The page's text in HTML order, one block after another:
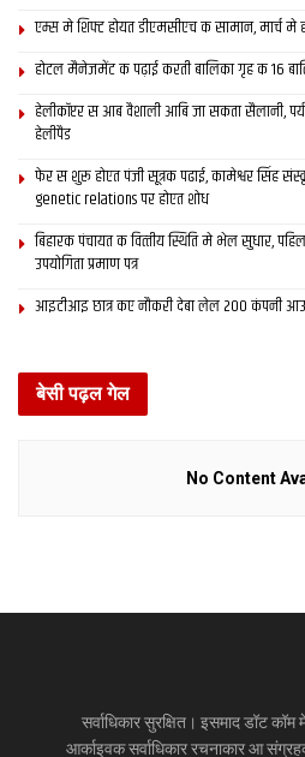
एम्स मे शिफ्ट होयत डीएमसीएच क सामान, मार्च मे
होटल मैनेजमेंट क पढ़ाई करती बालिका गृह क 16
हेलीकॉप्टर स आब वैशाली आबि जा सकता सैलानी,
हेलीपैड
फेर स शुरू होएत पंजी सूत्रक पढाई, कामेश्वर सिंह
genetic relations पर होएत शोध
बिहारक पंचायत क वित्‍तीय स्थिति मे भेल सुधार,
उपयोगिता प्रमाण पत्र
आइटीआइ छात्र कए नौकरी देबा लेल 200 कंपनी आउत
बेसी पढ़ल गेल
No Content
सर्वाधिकार सुरक्षित। इसमाद डॉट
आर्काइवक सर्वाधिकार रचनाकार आ